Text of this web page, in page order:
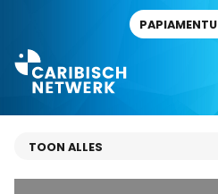
PAPIAMENTU